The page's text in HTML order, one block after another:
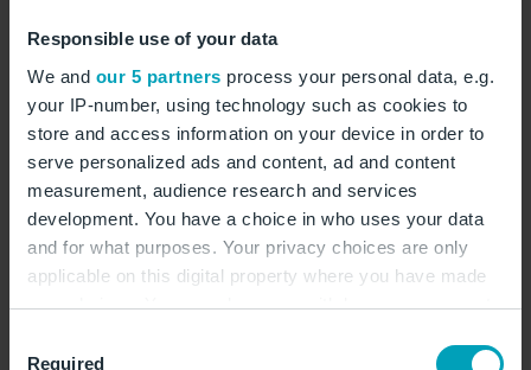
Responsible use of your data
We and our 5 partners process your personal data, e.g.
your IP-number, using technology such as cookies to
store and access information on your device in order to
serve personalized ads and content, ad and content
measurement, audience research and services
development. You have a choice in who uses your data
and for what purposes. Your privacy choices are only
applicable on this digital property where you have made
your choices. You can change or withdraw your consent
the Privacy trigger icon.
Required
Zwischen Alpen, Adria
und Balkan: Friaul-
Julisch Venetien
eine facettenreiche landschaftliche Vielfalt aus. Im